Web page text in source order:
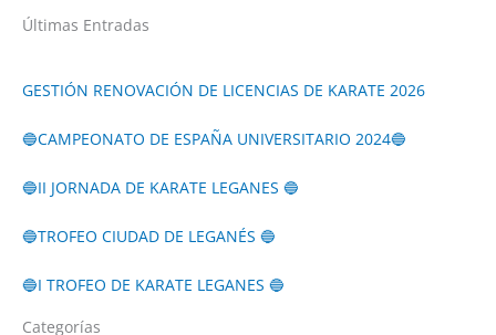
Últimas Entradas
GESTIÓN RENOVACIÓN DE LICENCIAS DE KARATE 2026
🔵CAMPEONATO DE ESPAÑA UNIVERSITARIO 2024🔵
🔵II JORNADA DE KARATE LEGANES 🔵
🔵TROFEO CIUDAD DE LEGANÉS 🔵
🔵I TROFEO DE KARATE LEGANES 🔵
Categorías